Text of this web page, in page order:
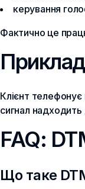
керування
Фактично це
Клієнт
сигнал
FAQ:
Що таке